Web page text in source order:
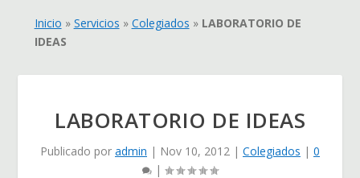
Inicio » Servicios » Colegiados » LABORATORIO DE
IDEAS
LABORATORIO DE IDEAS
Publicado por admin | Nov 10, 2012 | Colegiados | 0
|